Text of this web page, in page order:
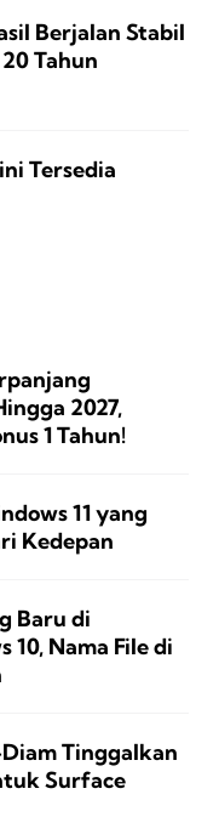
Berjalan Stabil
Tahun
Tersedia
2027,
1 Tahun!
11 yang
Kedepan
Baru di
10, Nama File di
Tinggalkan
Surface